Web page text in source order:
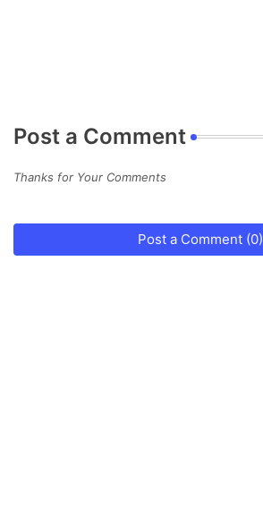
Post a Comment
Thanks for Your Comments
Post a Comment (0)